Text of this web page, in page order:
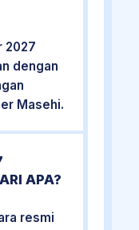
2027
dengan
Masehi.
APA?
resmi